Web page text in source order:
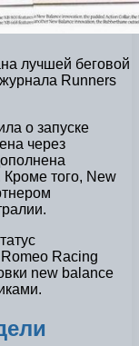
лучшей беговой
Runners
о запуске
через
того, New
Racing
new balance